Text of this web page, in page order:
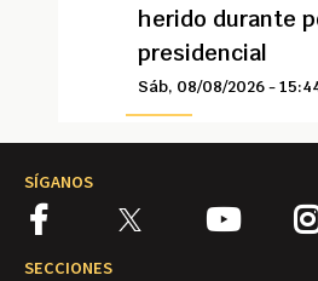
herido durante
presidencial
Sáb, 08/08/2026 -
SÍGANOS
SECCIONES